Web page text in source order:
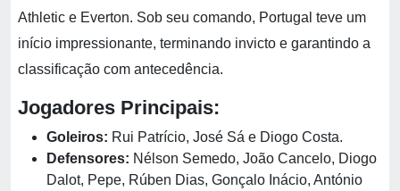
Athletic e Everton. Sob seu comando, Portugal teve um
início impressionante, terminando invicto e garantindo a
classificação com antecedência.
Jogadores Principais:
Goleiros: Rui Patrício, José Sá e Diogo Costa.
Defensores: Nélson Semedo, João Cancelo, Diogo
Dalot, Pepe, Rúben Dias, Gonçalo Inácio, António